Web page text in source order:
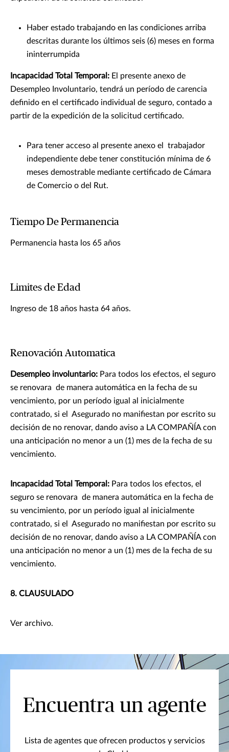
Haber estado trabajando en las condiciones arriba
descritas durante los últimos seis (6) meses en forma
ininterrumpida
Incapacidad Total Temporal: El presente anexo de
Desempleo Involuntario, tendrá un período de carencia
definido en el certificado individual de seguro, contado a
partir de la expedición de la solicitud certificado.
Para tener acceso al presente anexo el trabajador
independiente debe tener constitución mínima de 6
meses demostrable mediante certificado de Cámara
de Comercio o del Rut.
Tiempo De Permanencia
Permanencia hasta los 65 años
Limites de Edad
Ingreso de 18 años hasta 64 años.
Renovación Automatica
Desempleo involuntario: Para todos los efectos, el seguro
se renovara de manera automática en la fecha de su
vencimiento, por un período igual al inicialmente
contratado, si el Asegurado no manifiestan por escrito su
decisión de no renovar, dando aviso a LA COMPAÑÍA con
una anticipación no menor a un (1) mes de la fecha de su
vencimiento.
Incapacidad Total Temporal: Para todos los efectos, el
seguro se renovara de manera automática en la fecha de
su vencimiento, por un período igual al inicialmente
contratado, si el Asegurado no manifiestan por escrito su
decisión de no renovar, dando aviso a LA COMPAÑÍA con
una anticipación no menor a un (1) mes de la fecha de su
vencimiento.
8. CLAUSULADO
Ver archivo.
Encuentra un agente
Lista de agentes que ofrecen productos y servicios